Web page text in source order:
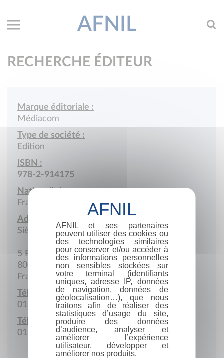
AFNIL
RECHERCHE ÉDITEUR
Marque éditoriale :
Médiacom
Type de société :
Edition
ISBN :
978-2-914175
Nationalité :
France
Adresse :
Siège social
5 Rue des Francs juges
80080 Amiens
France
Téléphone :
01.48.35.20.34
Télécopie :
01.48.35.22.43
AFNIL et ses partenaires
peuvent utiliser des cookies ou
des technologies similaires
pour conserver et/ou accéder à
des informations personnelles
non sensibles stockées sur
votre terminal (identifiants
uniques, adresse IP, données
de navigation, données de
géolocalisation…), que nous
traitons afin de réaliser des
statistiques d’usage du site,
produire des données
d’audience, analyser et
améliorer l’expérience
utilisateur, développer et
améliorer nos produits.